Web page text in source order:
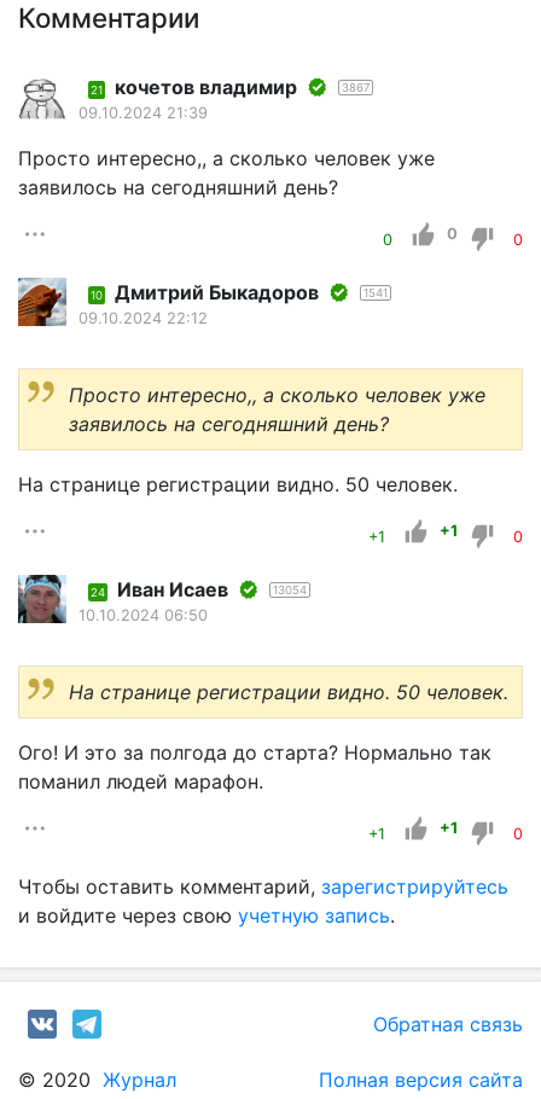
Комментарии
21 кочетов владимир 3867
09.10.2024 21:39
Просто интересно,, а сколько человек уже
заявилось на сегодняшний день?
0 0 0
10 Дмитрий Быкадоров 1541
09.10.2024 22:12
Просто интересно,, а сколько человек уже
заявилось на сегодняшний день?
На странице регистрации видно. 50 человек.
+1 +1 0
24 Иван Исаев 13054
10.10.2024 06:50
На странице регистрации видно. 50 человек.
Ого! И это за полгода до старта? Нормально так
поманил людей марафон.
+1 +1 0
Чтобы оставить комментарий, зарегистрируйтесь
и войдите через свою учетную запись.
Обратная связь
© 2020 Журнал
Полная версия сайта